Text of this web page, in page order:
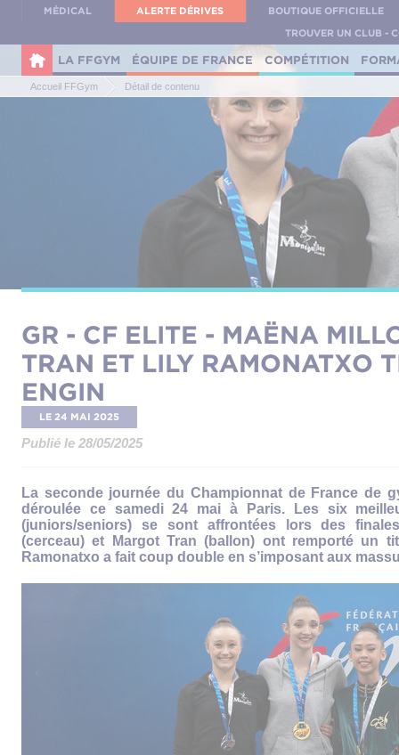
MÉDICAL ALERTE DÉRIVES BOUTIQUE OFFICIELLE
TROUVER UN CLUB -
LA FFGYM ÉQUIPE DE FRANCE COMPÉTITION
Accueil FFGym Détail de contenu
GR - CF ELITE - MAËNA
TRAN ET LILY RAMONATXO
ENGIN
LE 24 MAI 2025
Publié le 28/05/2025
La seconde journée du Championnat de France de
déroulée ce samedi 24 mai à Paris. Les six
(juniors/seniors) se sont affrontées lors des
(cerceau) et Margot Tran (ballon) ont remporté un
Ramonatxo a fait coup double en s’imposant aux
Panneau de gestion des cookies